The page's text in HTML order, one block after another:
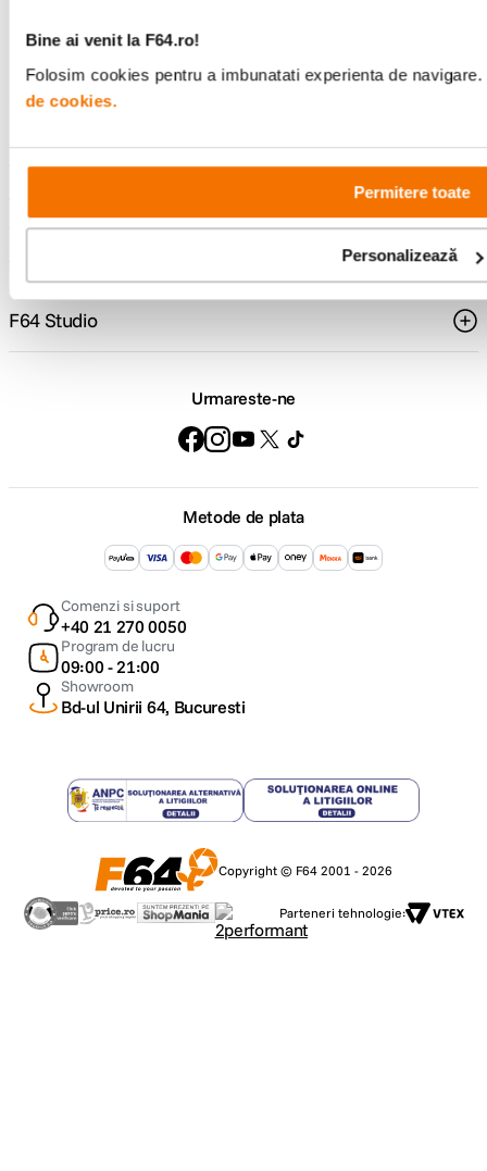
Bine ai venit la F64.ro!
Folosim cookies pentru a imbunatati experienta de
de cookies.
Permitere toate
Personalizează
specializata
F64 Studio
Urmareste-ne
Metode de plata
Comenzi si suport
+40 21 270 0050
Program de lucru
09:00 - 21:00
Showroom
Bd-ul Unirii 64, Bucuresti
Copyright © F64 2001 - 2026
Parteneri tehnologie: